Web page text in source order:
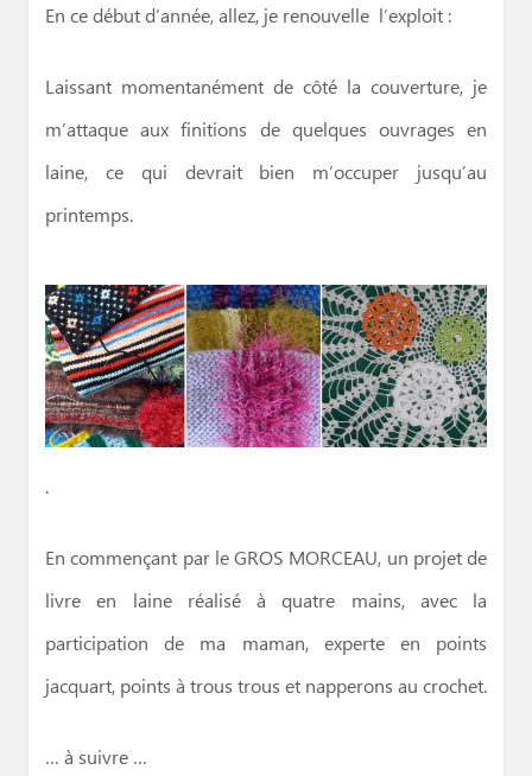
En ce début d’année, allez, je renouvelle l’exploit :
Laissant momentanément de côté la couverture, je
m’attaque aux finitions de quelques ouvrages en
laine, ce qui devrait bien m’occuper jusqu’au
printemps.
.
En commençant par le GROS MORCEAU, un projet de
livre en laine réalisé à quatre mains, avec la
participation de ma maman, experte en points
jacquart, points à trous trous et napperons au crochet.
… à suivre …